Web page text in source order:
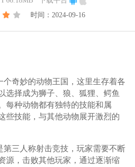
时间：2024-09-16
个奇妙的动物王国，这里生存着各
选择成为狮子、狼、狐狸、鳄鱼
每种动物都有独特的技能和属
些技能，与其他动物展开激烈的
第三人称射击竞技，玩家需要不断
源，击败其他玩家，通过逐渐缩